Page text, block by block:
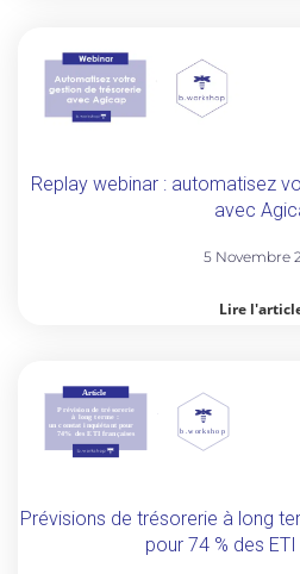
Replay webinar : automatisez
avec
5 Novembre
Lire
Prévisions de trésorerie à long
pour 74 % des